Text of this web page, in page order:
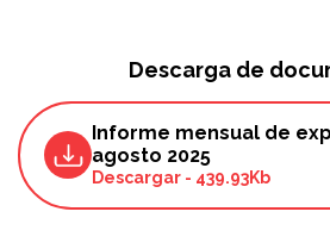
Descarga de
Informe mensual de
agosto 2025
Descargar - 439.93Kb